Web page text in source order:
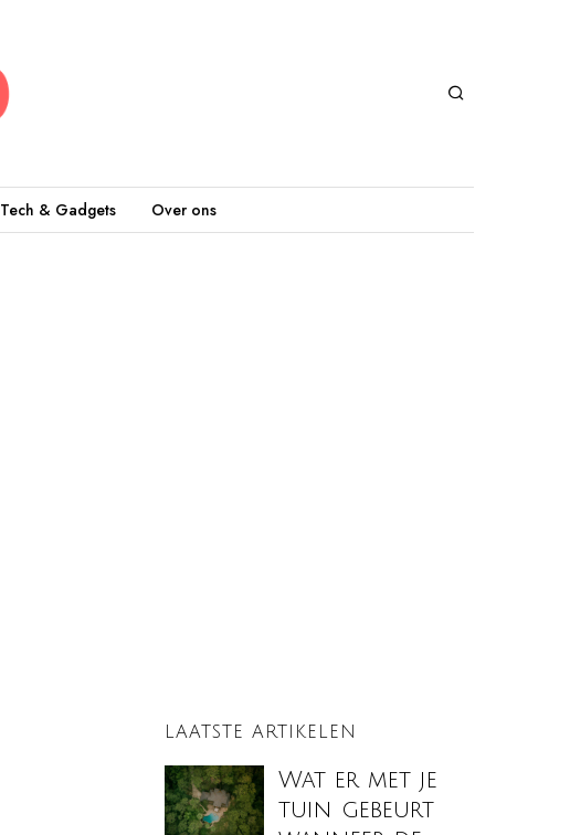
Tech & Gadgets Over ons
LAATSTE ARTIKELEN
Wat er met je
tuin gebeurt